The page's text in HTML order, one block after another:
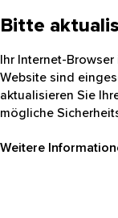
Bitte
Ihr Internet-
Website sind
aktualisieren Sie
mögliche
Weitere